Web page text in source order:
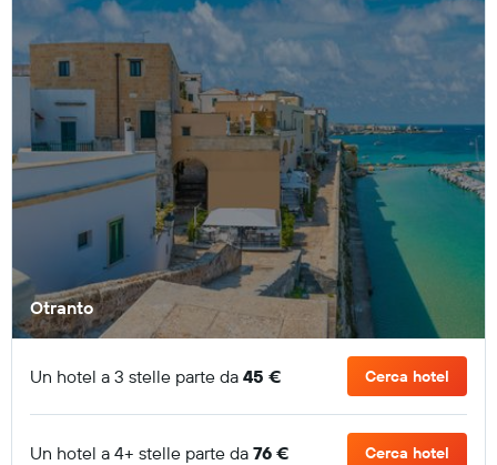
Otranto
Un hotel a 3 stelle parte da 45 € Cerca hotel
Un hotel a 4+ stelle parte da 76 € Cerca hotel